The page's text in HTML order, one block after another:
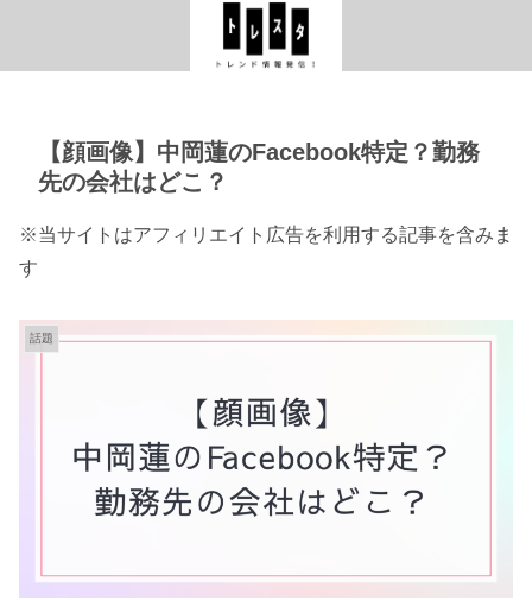
【顔画像】中岡蓮のFacebook特定？勤務
先の会社はどこ？
※当サイトはアフィリエイト広告を利用する記事を含みま
す
話題